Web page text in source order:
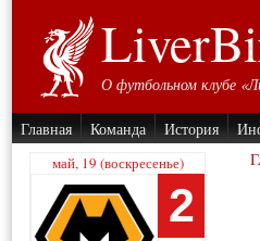
О футбольном клубе
Главная Команда История
май, 19 (воскресенье)
2